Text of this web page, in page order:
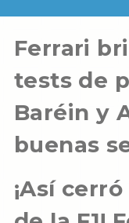
Ferrari
tests de
Baréin y
buenas
¡Así